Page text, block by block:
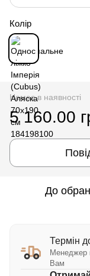
Колір
Немає в наявності
5 160.00
До
Термін
Менеджер
Вам